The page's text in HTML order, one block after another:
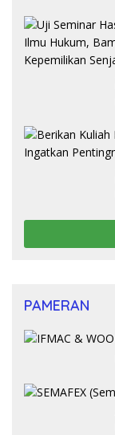
PAMERAN